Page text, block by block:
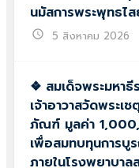
นมัสการพระพุทธไ
schedule 5 สิงหาคม 2026
❖ สมเด็จพระมหาธี
เจ้าอาวาสวัดพระ
ภัณฑ์ มูลค่า
เพื่อสมทบทุนการบู
ภายในโรงพยาบา